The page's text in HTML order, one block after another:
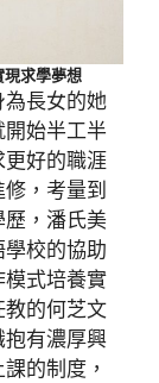
求學夢想
長女的她
開始半工半
好的職涯
，考量到
歷，潘氏美
校的協助
式培養實
的何芝文
有濃厚興
的制度，